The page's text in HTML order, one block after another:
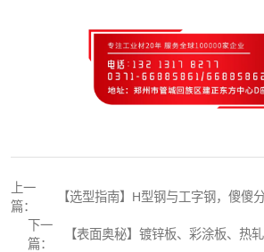
上一
篇：
【选型指南】H型钢与工字钢，傻傻
下一
篇：
【表面奥秘】镀锌板、彩涂板、热